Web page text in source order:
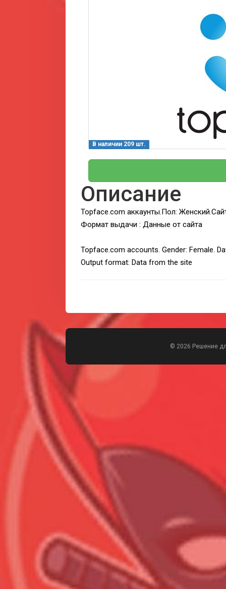
В наличии 209 шт.
Описание
Topface.com аккаунты.Пол:
Формат выдачи : Данные от сайта
Topface.com accounts. Gender: Female.
Output format: Data from the site
© 2026 Решение
Всего позиций в корзине
Всего товара в корзине
Сумма к оплате (без